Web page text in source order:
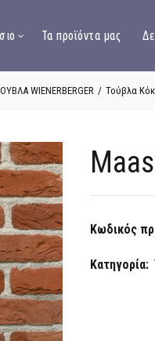
Τα προϊόντα μας
WIENERBERGER Τούβλα
Κωδικός
Κατηγορία: